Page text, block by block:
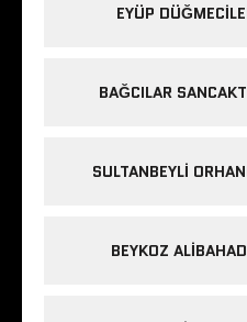
EYÜP
BAĞCILAR
SULTANBEYLI
BEYKOZ